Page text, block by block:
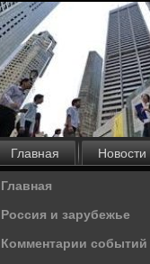
Главная Новости
Главная
Россия и зарубежье
Комментарии событий